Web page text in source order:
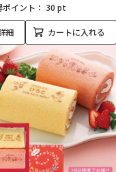
ポイント： 30 pt
細 カートに入れる